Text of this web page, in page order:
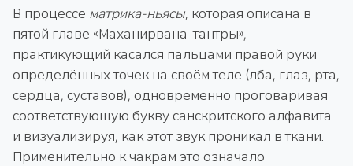
В процессе матрика-ньясы, которая описана в
пятой главе «Маханирвана-тантры»,
практикующий касался пальцами правой руки
определённых точек на своём теле (лба, глаз, рта,
сердца, суставов), одновременно проговаривая
соответствующую букву санскритского алфавита
и визуализируя, как этот звук проникал в ткани.
Применительно к чакрам это означало